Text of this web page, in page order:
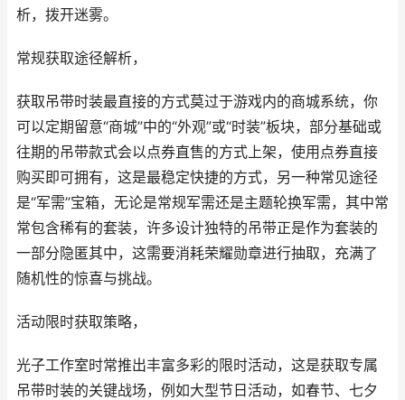
析，拨开迷雾。
常规获取途径解析，
获取吊带时装最直接的方式莫过于游戏内的商城系统，你
可以定期留意“商城”中的“外观”或“时装”板块，部分基础或
往期的吊带款式会以点券直售的方式上架，使用点券直接
购买即可拥有，这是最稳定快捷的方式，另一种常见途径
是“军需”宝箱，无论是常规军需还是主题轮换军需，其中常
常包含稀有的套装，许多设计独特的吊带正是作为套装的
一部分隐匿其中，这需要消耗荣耀勋章进行抽取，充满了
随机性的惊喜与挑战。
活动限时获取策略，
光子工作室时常推出丰富多彩的限时活动，这是获取专属
吊带时装的关键战场，例如大型节日活动，如春节、七夕